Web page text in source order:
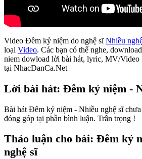
Video Đêm kỷ niệm do nghệ sĩNhiều
loại Video. Các bạn có thể nghe,
niem dowload lời bài hát, lyric, MV/Video
tại NhacDanCa.Net
Lời bài hát: Đêm kỷ niệm -
Bài hát Đêm kỷ niệm - Nhiều nghệ sĩ
đóng góp tại phần bình luận. Trân trọng !
Thảo luận cho bài: Đêm kỷ
nghệ sĩ